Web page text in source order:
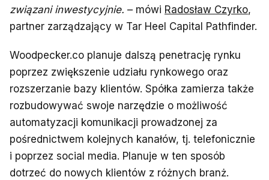
związani inwestycyjnie. – mówi Radosław Czyrko,
partner zarządzający w Tar Heel Capital Pathfinder.
Woodpecker.co planuje dalszą penetrację rynku
poprzez zwiększenie udziału rynkowego oraz
rozszerzanie bazy klientów. Spółka zamierza także
rozbudowywać swoje narzędzie o możliwość
automatyzacji komunikacji prowadzonej za
pośrednictwem kolejnych kanałów, tj. telefonicznie
i poprzez social media. Planuje w ten sposób
dotrzeć do nowych klientów z różnych branż.